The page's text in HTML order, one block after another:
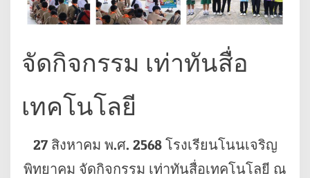
จัดกิจกรรม เท่าทันสื่อ
เทคโนโลยี
27 สิงหาคม พ.ศ. 2568 โรงเรียนโนนเจริญ
พิทยาคม จัดกิจกรรม เท่าทันสื่อเทคโนโลยี ณ